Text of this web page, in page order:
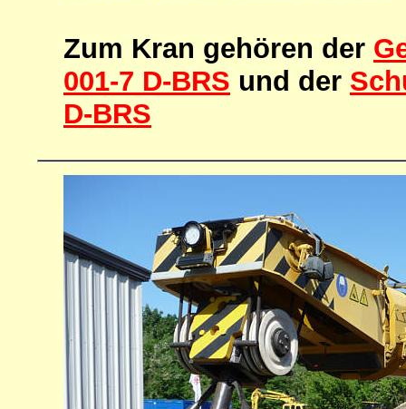
Zum Kran gehören der
001-7 D-BRS und der
D-BRS